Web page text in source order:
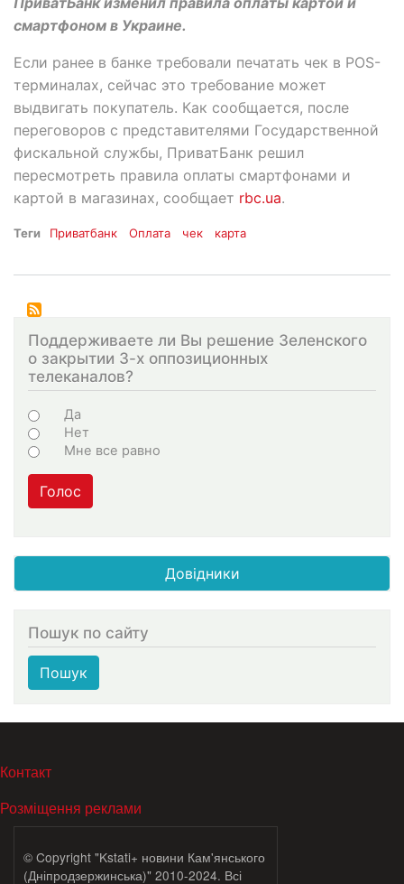
смартфоном в Украине.
Если ранее в банке требовали печатать чек в POS-
терминалах, сейчас это требование может
выдвигать покупатель. Как сообщается, после
переговоров с представителями Государственной
фискальной службы, ПриватБанк решил
пересмотреть правила оплаты смартфонами и
картой в магазинах, сообщает rbc.ua.
Теги Приватбанк Оплата чек карта
Поддерживаете ли Вы решение Зеленского
о закрытии 3-х оппозиционных
телеканалов?
Choices
Да
Нет
Мне все равно
Голос
Довідники
Пошук по сайту
Пошук
МЕНЮ В ПОДВАЛЕ
Контакт
Розміщення реклами
© Copyright "Kstati+ новини Кам'янського
(Дніпродзержинська)" 2010-2024. Всі